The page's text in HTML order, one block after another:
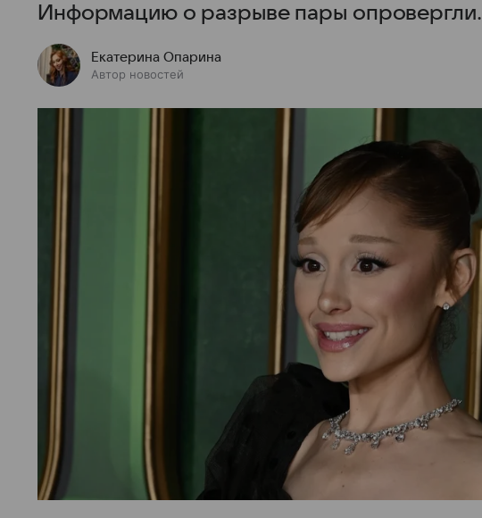
Информацию о разрыве пары опровергли.
Екатерина Опарина
Автор новостей